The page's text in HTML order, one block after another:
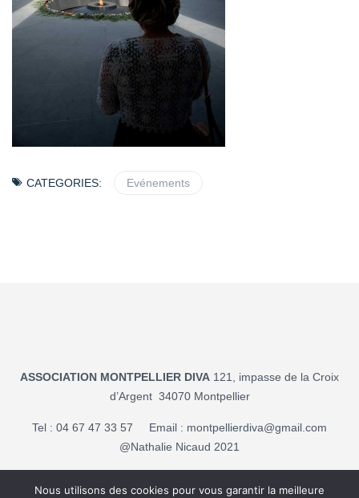
CATEGORIES: Evénements
ASSOCIATION MONTPELLIER DIVA 121, impasse de la Croix
d’Argent 34070 Montpellier
Tel : 04 67 47 33 57 Email : montpellierdiva@gmail.com
@Nathalie Nicaud 2021
Nous utilisons des cookies pour vous garantir la meilleure